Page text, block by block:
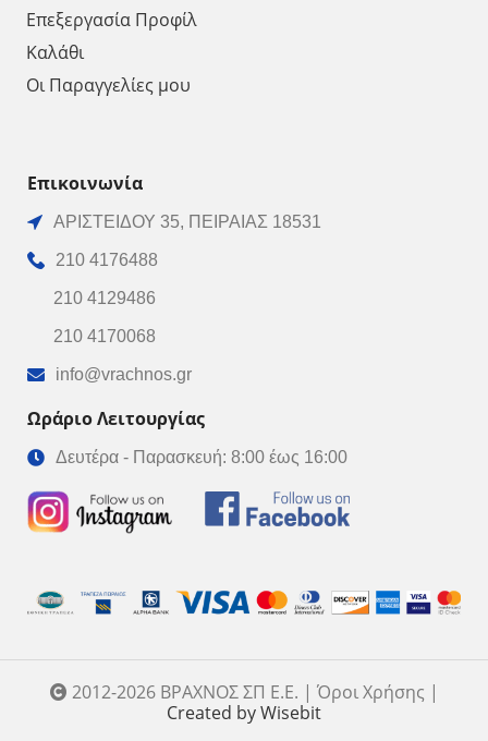
Επεξεργασία Προφίλ
Καλάθι
Οι Παραγγελίες μου
Επικοινωνία
ΑΡΙΣΤΕΙΔΟΥ 35, ΠΕΙΡΑΙΑΣ 18531
210 4176488
210 4129486
210 4170068
info@vrachnos.gr
Ωράριο Λειτουργίας
Δευτέρα - Παρασκευή: 8:00 έως 16:00
2012-2026 ΒΡΑΧΝΟΣ ΣΠ Ε.Ε. | Όροι Χρήσης |
Created by Wisebit